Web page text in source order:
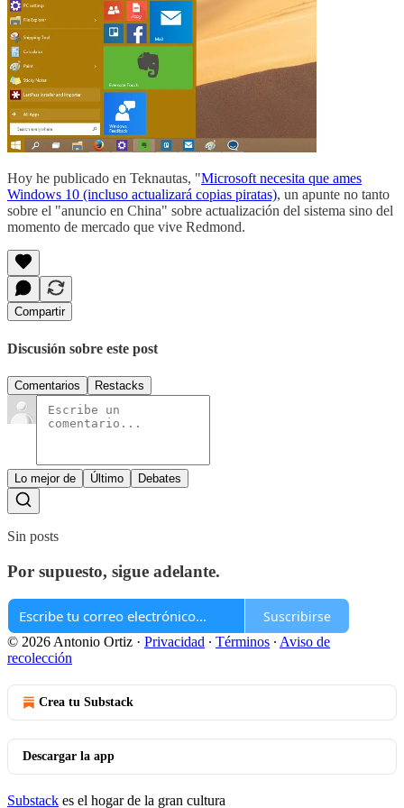
Hoy he publicado en Teknautas, "Microsoft necesita que ames
Windows 10 (incluso actualizará copias piratas), un apunte no tanto
sobre el "anuncio en China" sobre actualización del sistema sino del
momento de mercado que vive Redmond.
Compartir
Discusión sobre este post
Comentarios Restacks
Lo mejor de Último Debates
Sin posts
Por supuesto, sigue adelante.
Suscribirse
© 2026 Antonio Ortiz · Privacidad ∙ Términos ∙ Aviso de
recolección
Crea tu Substack
Descargar la app
Substack es el hogar de la gran cultura